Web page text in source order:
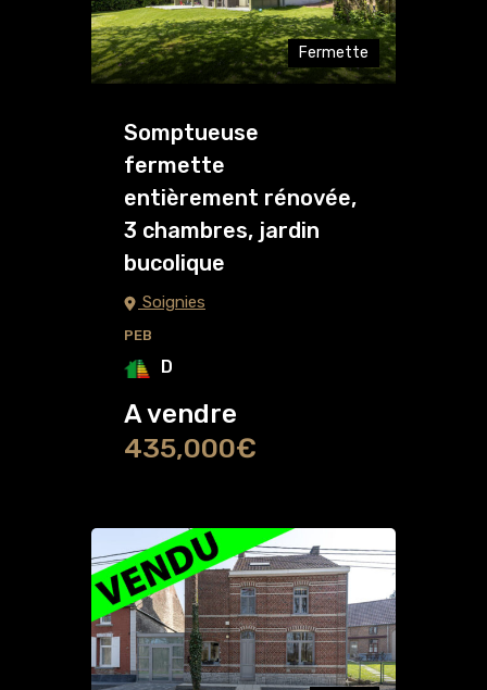
Fermette
Somptueuse
fermette
entièrement rénovée,
3 chambres, jardin
bucolique
Soignies
PEB
D
A vendre
435,000€